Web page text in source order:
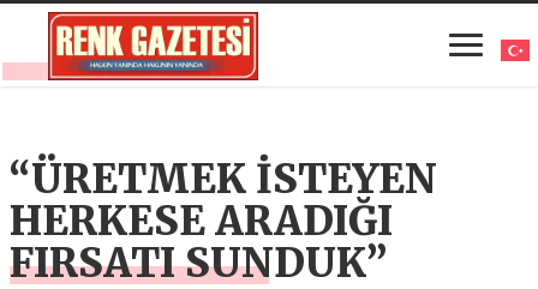
“ÜRETMEK İSTEYEN
HERKESE ARADIĞI
FIRSATI SUNDUK”